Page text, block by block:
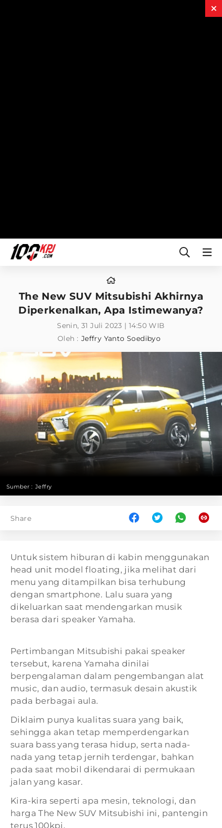
The New SUV Mitsubishi Akhirnya
Diperkenalkan, Apa Istimewanya?
Senin, 31 Juli 2023 | 14:50 WIB
Oleh : Jeffry Yanto Soedibyo
Sumber : Jeffry
Share
Untuk sistem hiburan di kabin menggunakan
head unit model floating, jika melihat dari
menu yang ditampilkan bisa terhubung
dengan smartphone. Lalu suara yang
dikeluarkan saat mendengarkan musik
berasa dari speaker Yamaha.
Pertimbangan Mitsubishi pakai speaker
tersebut, karena Yamaha dinilai
berpengalaman dalam pengembangan alat
music, dan audio, termasuk desain akustik
pada berbagai aula.
Diklaim punya kualitas suara yang baik,
sehingga akan tetap memperdengarkan
suara bass yang terasa hidup, serta nada-
nada yang tetap jernih terdengar, bahkan
pada saat mobil dikendarai di permukaan
jalan yang kasar.
Kira-kira seperti apa mesin, teknologi, dan
harga The New SUV Mitsubishi ini, pantengin
terus 100kpj.